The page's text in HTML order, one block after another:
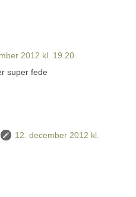
2012 kl. 19.20
super fede
12. december 2012 kl.